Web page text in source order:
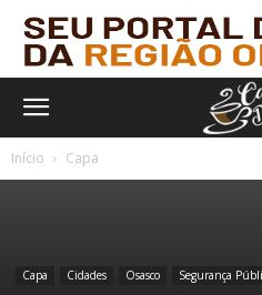
Início Capa
Capa Cidades Osasco Segurança